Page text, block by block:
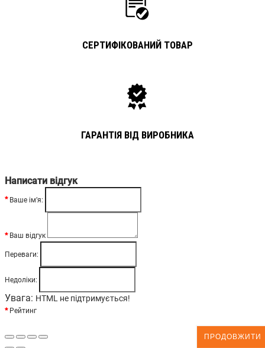
СЕРТИФІКОВАНИЙ ТОВАР
ГАРАНТІЯ ВІД ВИРОБНИКА
Написати відгук
Ваше ім’я:
Ваш відгук
Переваги:
Недоліки:
Увага: HTML не підтримується!
Рейтинг
ПРОДОВЖИТИ